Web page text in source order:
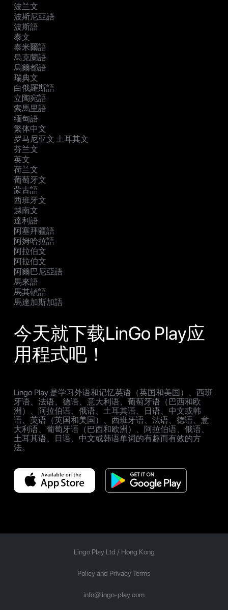
波兰文
波斯尼亞語
波斯語
泰文
泰米爾語
烏克蘭語
烏爾都語
瑞典文
白俄羅斯語
立陶宛語
索馬里語
緬甸語
繁体中文
罗马尼亚文 土耳其文
芬兰文
英文
荷兰文
葡萄牙文
蒙古語
西班牙文
越南文
達利語
阿塞拜疆語
阿姆哈拉語
阿拉伯文
阿拉伯文
阿爾巴尼亞語
馬來語
馬其頓語
馬達加斯加語
今天就下载LinGo Play应
用程式吧！
Lingo Play 是学习外语和记忆英语（英国和美国）、西班
牙语、法语、德语、意大利语、葡萄牙语（巴西和欧
洲）、阿拉伯语、俄语、土耳其语、日语、中文或韩
语、英语（英国和美国）、西班牙语、法语、德语、意
大利语、葡萄牙语（巴西和欧洲）、阿拉伯语、俄语、
土耳其语、日语、中文或韩语单词的有趣而有效的方
法。
Lingo Play Ltd / Hong Kong
Policy and Privacy Terms
info@lingo-play.com